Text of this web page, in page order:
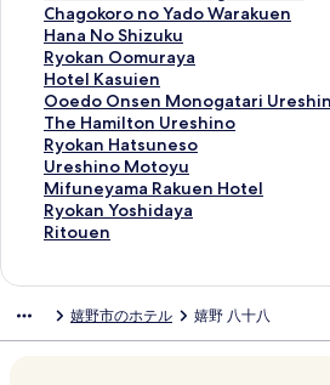
o
u
k
a
i
の
ペ
ー
ジ
を
開
ク
u
u
の
ペ
ー
ジ
を
開
く
リ
ン
S
h
i
k
i
s
h
i
m
a
の
を
開
n
k
o
H
o
t
e
l
T
a
i
a
y
H
a
r
u
h
i
の
ペ
ー
ジ
リ
ン
y
a
R
y
o
k
a
n
の
ペ
ー
く
リ
o
O
n
s
e
n
Y
u
s
y
u
r
A
K
U
R
A
U
R
E
S
H
I
ペ
ー
i
e
l
d
B
y
M
a
r
r
i
a
t
h
o
u
s
e
a
r
o
m
a
t
a
y
a
B
e
s
s
o
の
ペ
ー
く
リ
e
s
h
i
n
o
O
n
s
e
n
y
o
t
e
l
R
9
T
h
e
Y
a
g
Chagokoro no Yado Warakuen
C
h
a
g
o
k
o
r
o
n
o
W
Hana No Shizuku
H
a
n
a
N
o
S
h
i
z
の
ペ
Ryokan Oomuraya
R
y
o
k
a
n
O
o
m
a
Hotel Kasuien
H
o
t
e
l
K
a
s
の
Ooedo Onsen Monogatari
O
o
e
d
o
O
n
M
o
The Hamilton Ureshino
T
h
e
H
a
m
n
Ryokan Hatsuneso
R
y
o
k
a
s
Ureshino Motoyu
U
r
e
s
M
Mifuneyama Rakuen Hotel
M
i
f
a
Ryokan Yoshidaya
R
y
Y
Ritouen
R
e
嬉野市のホテル 嬉野 八十八